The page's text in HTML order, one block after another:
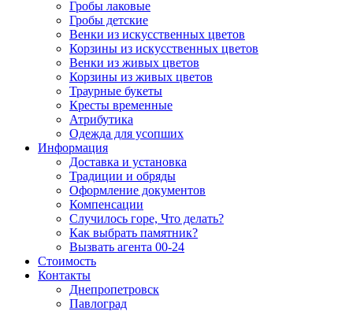
Гробы лаковые
Гробы детские
Венки из искусственных цветов
Корзины из искусственных цветов
Венки из живых цветов
Корзины из живых цветов
Траурные букеты
Кресты временные
Атрибутика
Одежда для усопших
Информация
Доставка и установка
Традиции и обряды
Оформление документов
Компенсации
Случилось горе, Что делать?
Как выбрать памятник?
Вызвать агента 00-24
Стоимость
Контакты
Днепропетровск
Павлоград